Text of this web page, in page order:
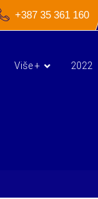
+387 35 361 160
Više + 2022